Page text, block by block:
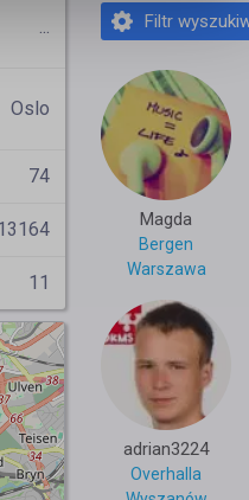
...
Oslo
74
11
Filtr
Magda
Bergen
Warszawa
adrian3224
Overhalla